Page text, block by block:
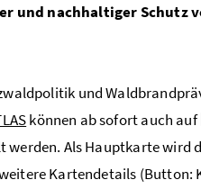
und nachhaltiger Schutz
und
können ab sofort auch auf
werden. Als Hauptkarte wird
Kartendetails (Button: